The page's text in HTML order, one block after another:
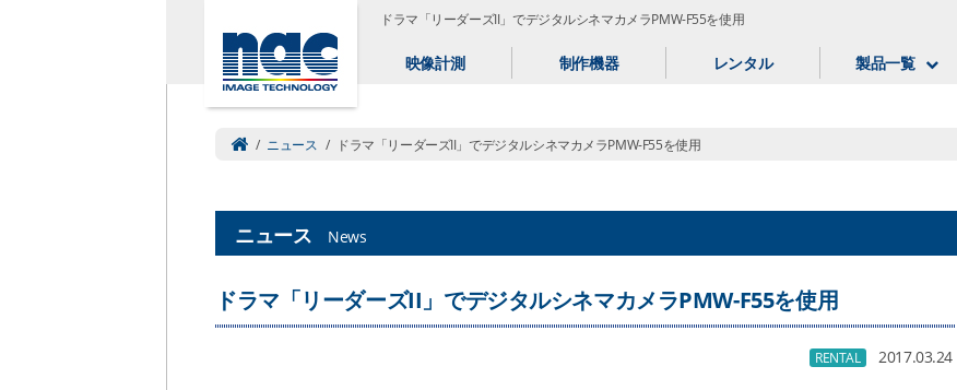
ドラマ「リーダーズII」でデジタルシネマカメラPMW-F55を使用
映像計測 制作機器 レンタル 製品一覧
/ ニュース / ドラマ「リーダーズII」でデジタルシネマカメラPMW-F55を使用
ニュース News
ドラマ「リーダーズII」でデジタルシネマカメラPMW-F55を使用
RENTAL 2017.03.24